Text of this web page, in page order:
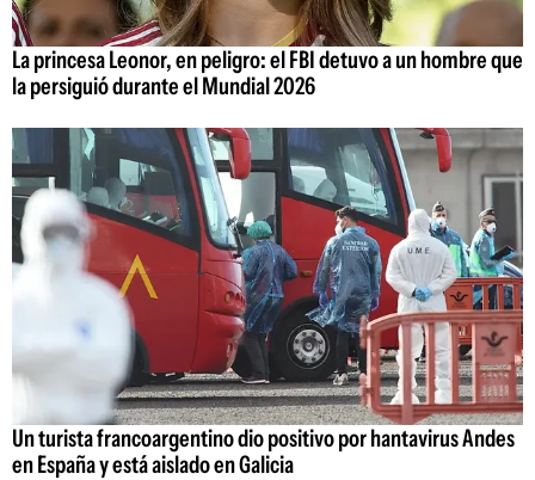
La princesa Leonor, en peligro: el FBI detuvo a un hombre que
la persiguió durante el Mundial 2026
Un turista francoargentino dio positivo por hantavirus Andes
en España y está aislado en Galicia